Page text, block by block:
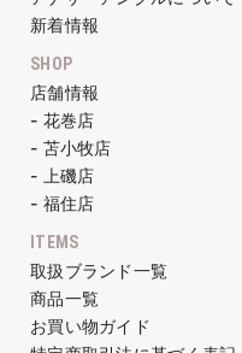
新着情報
SHOP
店舗情報
- 花巻店
- 苫小牧店
- 上磯店
- 福住店
ITEMS
取扱ブランド一覧
商品一覧
お買い物ガイド